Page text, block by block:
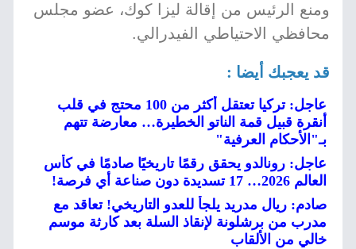
ومنع الرئيس من إقالة ليزا كوك، عضو مجلس
محافظي الاحتياطي الفيدرالي.
قد يعجبك أيضا :
عاجل: تركيا تعتقل أكثر من 100 محتج في قلب
أنقرة قبيل قمة الناتو الخطيرة… معارضة تتهم
بـ"الأحكام العرفية"
عاجل: رونالدو يحقق رقمًا تاريخيًا صادمًا في كأس
العالم 2026… 17 تسديدة دون صناعة أي فرصة!
صادم: ريال مدريد يلجأ للعدو التاريخي! تعاقد مع
مدرب من برشلونة لإنقاذ السلة بعد كارثة موسم
خالي من الألقاب